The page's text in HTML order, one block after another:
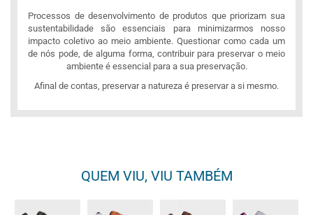
Processos de desenvolvimento de produtos que priorizam sua
sustentabilidade são essenciais para minimizarmos nosso
impacto coletivo ao meio ambiente. Questionar como cada um
de nós pode, de alguma forma, contribuir para preservar o meio
ambiente é essencial para a sua preservação.
Afinal de contas, preservar a natureza é preservar a si mesmo.
QUEM VIU, VIU TAMBÉM